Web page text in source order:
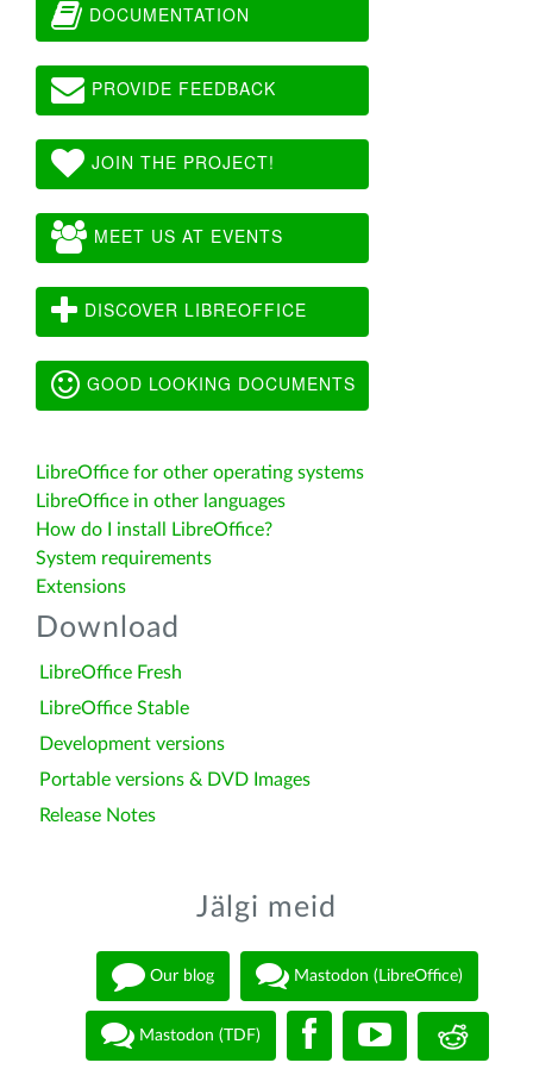
DOCUMENTATION
PROVIDE FEEDBACK
JOIN THE PROJECT!
MEET US AT EVENTS
DISCOVER LIBREOFFICE
GOOD LOOKING DOCUMENTS
LibreOffice for other operating systems
LibreOffice in other languages
How do I install LibreOffice?
System requirements
Extensions
Download
LibreOffice Fresh
LibreOffice Stable
Development versions
Portable versions & DVD Images
Release Notes
Jälgi meid
Our blog Mastodon (LibreOffice)
Mastodon (TDF)